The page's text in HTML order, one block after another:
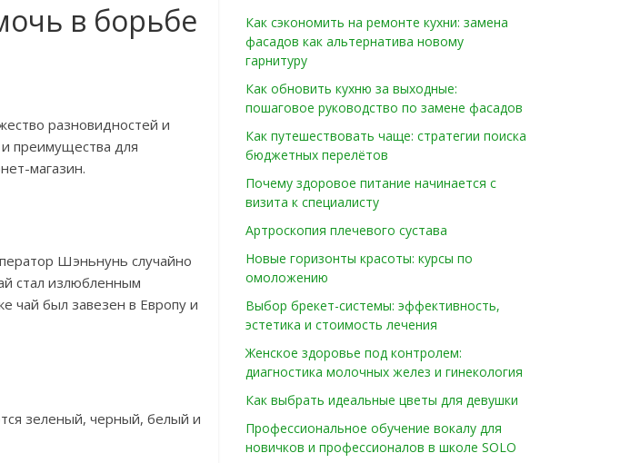
в борьбе
разновидностей и
преимущества для
магазин.
Шэньнунь случайно
стал излюбленным
чай был завезен в Европу и
зеленый, черный, белый и
Как сэкономить на ремонте кухни: замена
фасадов как альтернатива новому
гарнитуру
Как обновить кухню за выходные:
пошаговое руководство по замене фасадов
Как путешествовать чаще: стратегии поиска
бюджетных перелётов
Почему здоровое питание начинается с
визита к специалисту
Артроскопия плечевого сустава
Новые горизонты красоты: курсы по
омоложению
Выбор брекет-системы: эффективность,
эстетика и стоимость лечения
Женское здоровье под контролем:
диагностика молочных желез и гинекология
Как выбрать идеальные цветы для девушки
Профессиональное обучение вокалу для
новичков и профессионалов в школе SOLO